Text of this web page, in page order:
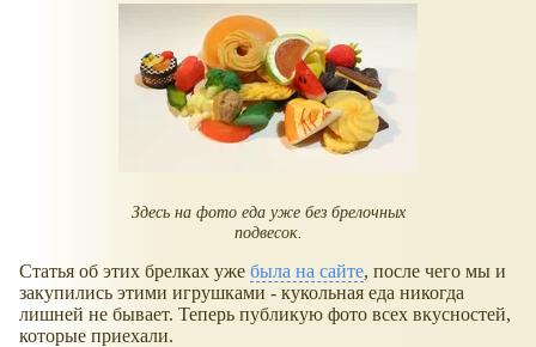
Здесь на фото еда уже без брелочных
подвесок.
Статья об этих брелках уже была на сайте, после чего мы и
закупились этими игрушками - кукольная еда никогда
лишней не бывает. Теперь публикую фото всех вкусностей,
которые приехали.